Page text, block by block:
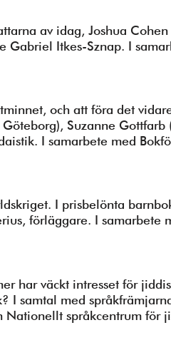
av idag, Joshua
Gabriel Itkes-Sznap. I
och att föra det
Suzanne Gottfarb
I samarbete med
I prisbelönta
förläggare. I samarbete
har väckt intresset för
samtal med
Nationellt språkcentrum